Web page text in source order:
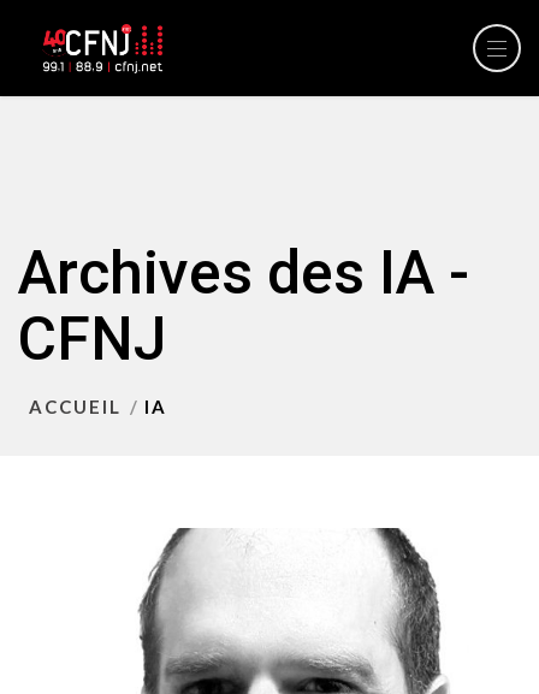
Archives des IA -
CFNJ
ACCUEIL IA